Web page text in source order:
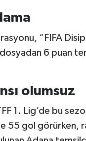
“FIFA
6 puan
olumsuz
1. Lig’de bu
55 gol görürken,